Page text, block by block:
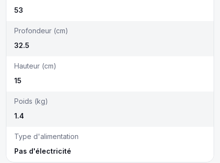
53
Profondeur (cm)
32.5
Hauteur (cm)
15
Poids (kg)
1.4
Type d'alimentation
Pas d'électricité